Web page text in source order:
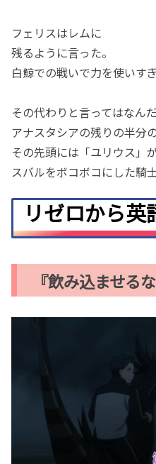
フェリスはレムに
残るように言った。
白鯨での戦いで力を使いす
その代わりと言ってはなんだ
アナスタシアの残りの半分
その先頭には「ユリウス」
スバルをボコボコにした騎士
リゼロから英
『飲み込ませる